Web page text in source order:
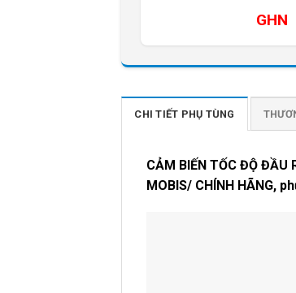
GHN
CHI TIẾT PHỤ TÙNG
CẢM BIẾN TỐC ĐỘ ĐẦU
MOBIS/ CHÍNH HÃNG,